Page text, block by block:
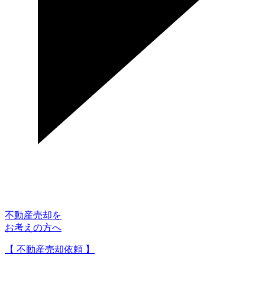
不動産売却を
お考えの方へ
【 不動産売却依頼 】